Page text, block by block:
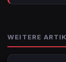
WEITERE